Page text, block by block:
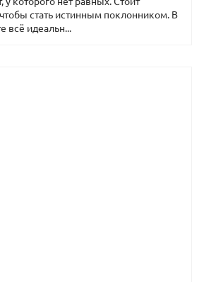
стать истинным поклонником. В
всё идеальн...